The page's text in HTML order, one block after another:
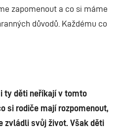
zapomenout a co si máme
důvodů. Každému co
ty děti neříkají v tomto
si rodiče mají rozpomenout,
zvládli svůj život. Však děti